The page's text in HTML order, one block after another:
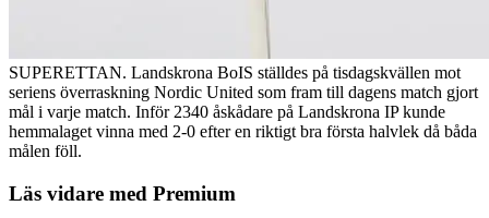
SUPERETTAN. Landskrona BoIS ställdes på tisdagskvällen mot
seriens överraskning Nordic United som fram till dagens match gjort
mål i varje match. Inför 2340 åskådare på Landskrona IP kunde
hemmalaget vinna med 2-0 efter en riktigt bra första halvlek då båda
målen föll.
Läs vidare med Premium